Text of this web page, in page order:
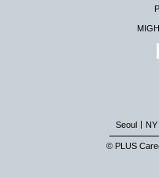
Seoul NY
© PLUS